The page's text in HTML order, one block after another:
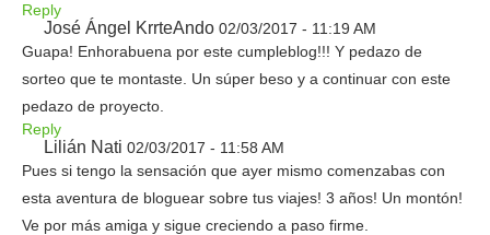
Reply
José Ángel KrrteAndo 02/03/2017 - 11:19 AM
Guapa! Enhorabuena por este cumpleblog!!! Y pedazo de
sorteo que te montaste. Un súper beso y a continuar con este
pedazo de proyecto.
Reply
Lilián Nati 02/03/2017 - 11:58 AM
Pues si tengo la sensación que ayer mismo comenzabas con
esta aventura de bloguear sobre tus viajes! 3 años! Un montón!
Ve por más amiga y sigue creciendo a paso firme.